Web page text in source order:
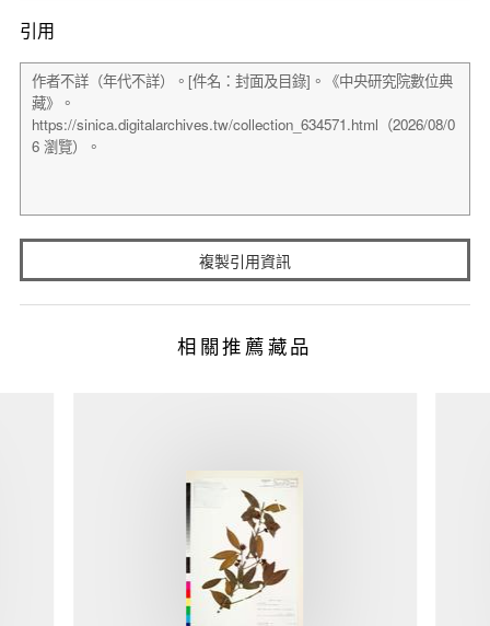
引用
複製引用資訊
相關推薦藏品